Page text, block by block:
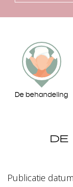
De behandeling
DE
Publicatie